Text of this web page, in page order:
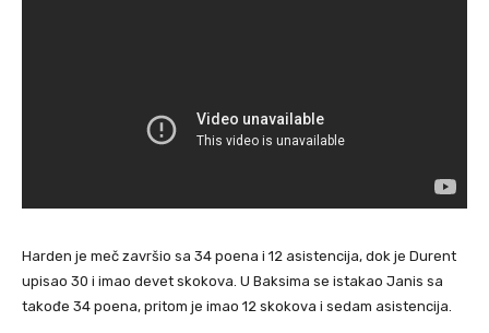
Harden je meč završio sa 34 poena i 12 asistencija, dok je Durent
upisao 30 i imao devet skokova. U Baksima se istakao Janis sa
takođe 34 poena, pritom je imao 12 skokova i sedam asistencija.